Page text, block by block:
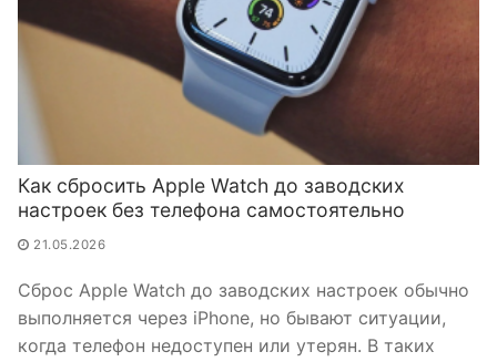
Как сбросить Apple Watch до заводских
настроек без телефона самостоятельно
21.05.2026
Сброс Apple Watch до заводских настроек обычно
выполняется через iPhone, но бывают ситуации,
когда телефон недоступен или утерян. В таких